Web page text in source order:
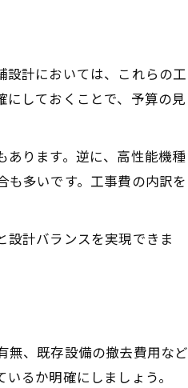
計においては、これらの工
しておくことで、予算の見
ります。逆に、高性能機種
多いです。工事費の内訳を
計バランスを実現できま
無、既存設備の撤去費用など
るか明確にしましょう。